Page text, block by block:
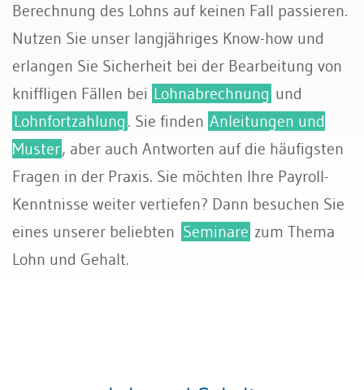
Kündigung & Arbeitszeugnis
Sozialversicherungen
Berechnung des Lohns auf keinen Fall passieren.
Nutzen Sie unser langjähriges Know-how und
erlangen Sie Sicherheit bei der Bearbeitung von
kniffligen Fällen bei Lohnabrechnung und
Lohnfortzahlung . Sie finden Anleitungen und
Muster, aber auch Antworten auf die häufigsten
Fragen in der Praxis. Sie möchten Ihre Payroll-
Kenntnisse weiter vertiefen? Dann besuchen Sie
eines unserer beliebten Seminare zum Thema
Lohn und Gehalt.